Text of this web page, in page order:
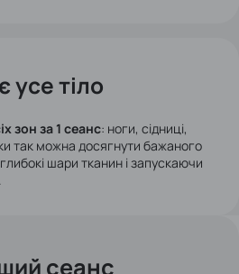
усе тіло
зон за 1 сеанс: ноги, сідниці,
так можна досягнути бажаного
шари тканин і запускаючи
сеанс